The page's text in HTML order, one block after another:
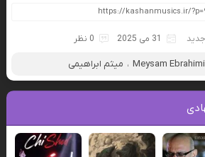
31 می 2025 0 نظر
Meysam Ebrahimi ، میثم ابراهیمی